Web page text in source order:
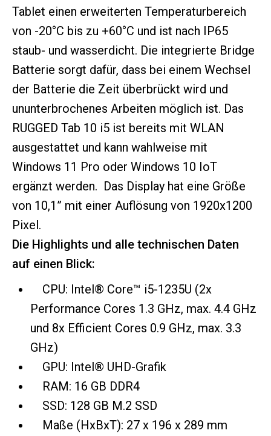
Tablet einen erweiterten Temperaturbereich
von -20°C bis zu +60°C und ist nach IP65
staub- und wasserdicht. Die integrierte Bridge
Batterie sorgt dafür, dass bei einem Wechsel
der Batterie die Zeit überbrückt wird und
ununterbrochenes Arbeiten möglich ist. Das
RUGGED Tab 10 i5 ist bereits mit WLAN
ausgestattet und kann wahlweise mit
Windows 11 Pro oder Windows 10 IoT
ergänzt werden. Das Display hat eine Größe
von 10,1” mit einer Auflösung von 1920x1200
Pixel.
Die Highlights und alle technischen Daten
auf einen Blick:
CPU: Intel® Core™ i5-1235U (2x
Performance Cores 1.3 GHz, max. 4.4 GHz
und 8x Efficient Cores 0.9 GHz, max. 3.3
GHz)
GPU: Intel® UHD-Grafik
RAM: 16 GB DDR4
SSD: 128 GB M.2 SSD
Maße (HxBxT): 27 x 196 x 289 mm